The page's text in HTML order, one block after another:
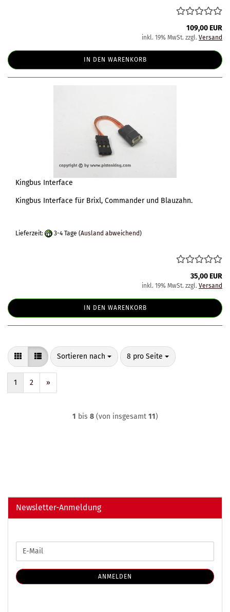
109,00 EUR
inkl. 19% MwSt. zzgl. Versand
IN DEN WARENKORB
Kingbus Interface
Kingbus Interface für Brixl, Commander und Blauzahn.
Lieferzeit: 3-4 Tage (Ausland abweichend)
35,00 EUR
inkl. 19% MwSt. zzgl. Versand
IN DEN WARENKORB
Sortieren nach
Sortieren nach 8 pro Seite
pro Seite
1 2 »
1 bis 8(von insgesamt 11)
Newsletter-Anmeldung
ZUR
ANMELDUNG
E-
Mail
ANMELDEN